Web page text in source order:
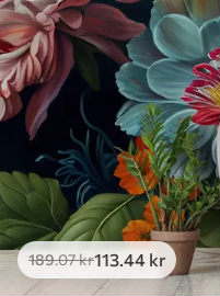
189.07kr113 .44 kr